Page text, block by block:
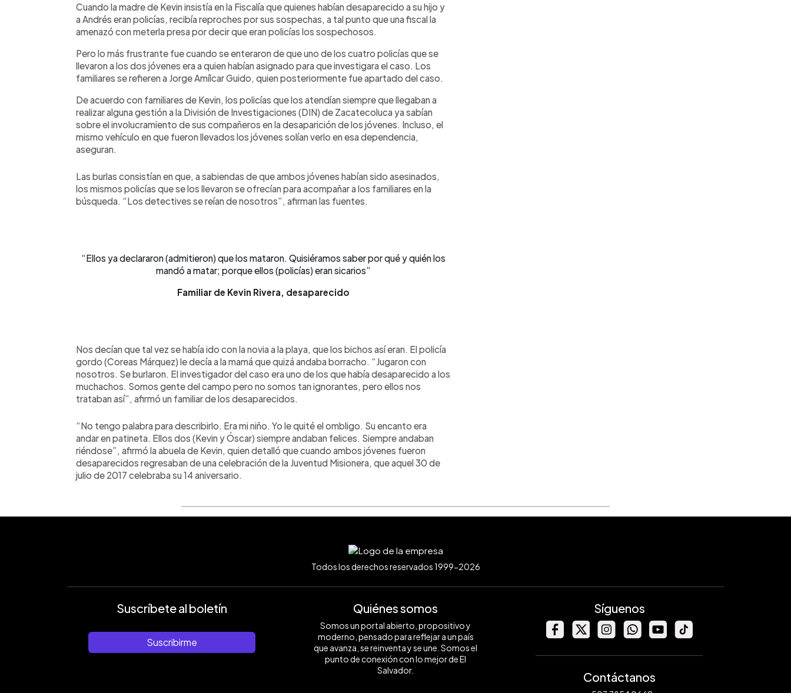
Cuando la madre de Kevin insistía en la Fiscalía que quienes habían desaparecido a su hijo y
a Andrés eran policías, recibía reproches por sus sospechas, a tal punto que una fiscal la
amenazó con meterla presa por decir que eran policías los sospechosos.
Pero lo más frustrante fue cuando se enteraron de que uno de los cuatro policías que se
llevaron a los dos jóvenes era a quien habían asignado para que investigara el caso. Los
familiares se refieren a Jorge Amílcar Guido, quien posteriormente fue apartado del caso.
De acuerdo con familiares de Kevin, los policías que los atendían siempre que llegaban a
realizar alguna gestión a la División de Investigaciones (DIN) de Zacatecoluca ya sabían
sobre el involucramiento de sus compañeros en la desaparición de los jóvenes. Incluso, el
mismo vehículo en que fueron llevados los jóvenes solían verlo en esa dependencia,
aseguran.
Las burlas consistían en que, a sabiendas de que ambos jóvenes habían sido asesinados,
los mismos policías que se los llevaron se ofrecían para acompañar a los familiares en la
búsqueda. “Los detectives se reían de nosotros”, afirman las fuentes.
“Ellos ya declararon (admitieron) que los mataron. Quisiéramos saber por qué y quién los
mandó a matar; porque ellos (policías) eran sicarios”
Familiar de Kevin Rivera, desaparecido
Nos decían que tal vez se había ido con la novia a la playa, que los bichos así eran. El policía
gordo (Coreas Márquez) le decía a la mamá que quizá andaba borracho. “Jugaron con
nosotros. Se burlaron. El investigador del caso era uno de los que había desaparecido a los
muchachos. Somos gente del campo pero no somos tan ignorantes, pero ellos nos
trataban así”, afirmó un familiar de los desaparecidos.
“No tengo palabra para describirlo. Era mi niño. Yo le quité el ombligo. Su encanto era
andar en patineta. Ellos dos (Kevin y Óscar) siempre andaban felices. Siempre andaban
riéndose”, afirmó la abuela de Kevin, quien detalló que cuando ambos jóvenes fueron
desaparecidos regresaban de una celebración de la Juventud Misionera, que aquel 30 de
julio de 2017 celebraba su 14 aniversario.
Todos los derechos reservados 1999-2026
Suscríbete al boletín
Suscribirme
Quiénes somos
Somos un portal abierto, propositivo y
moderno, pensado para reflejar a un país
que avanza, se reinventa y se une. Somos el
punto de conexión con lo mejor de El
Salvador.
Síguenos
Contáctanos